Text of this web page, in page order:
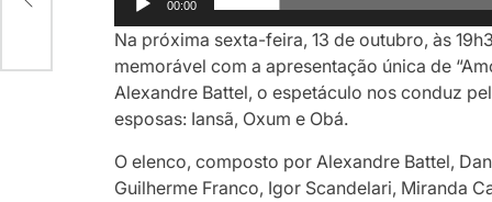
00:00
Na próxima sexta-feira, 13 de outubro, às
memorável com a apresentação única de
Alexandre Battel, o espetáculo nos conduz
esposas: Iansã, Oxum e Obá.
O elenco, composto por Alexandre Battel,
Guilherme Franco, Igor Scandelari, Miranda